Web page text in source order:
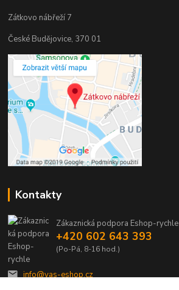
Zátkovo nábřeží 7
České Budějovice, 370 01
Kontakty
Zákaznická podpora Eshop-rychle
+420 602 643 393
(Po-Pá, 8-16 hod.)
info@vas-eshop.cz